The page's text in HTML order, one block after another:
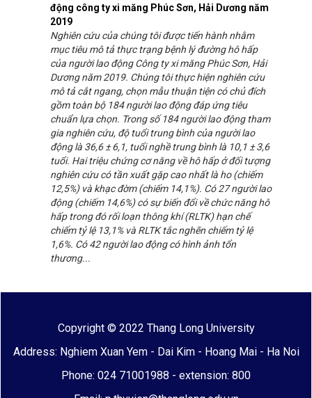
động công ty xi măng Phúc Sơn, Hải Dương năm
2019
Nghiên cứu của chúng tôi được tiến hành nhằm
mục tiêu mô tả thực trạng bệnh lý đường hô hấp
của người lao động Công ty xi măng Phúc Sơn, Hải
Dương năm 2019. Chúng tôi thực hiện nghiên cứu
mô tả cắt ngang, chọn mẫu thuận tiện có chủ đích
gồm toàn bộ 184 người lao động đáp ứng tiêu
chuẩn lựa chọn. Trong số 184 người lao động tham
gia nghiên cứu, độ tuổi trung bình của người lao
động là 36,6 ± 6,1, tuổi nghề trung bình là 10,1 ± 3,6
tuổi. Hai triệu chứng cơ năng về hô hấp ở đối tượng
nghiên cứu có tần xuất gặp cao nhất là ho (chiếm
12,5%) và khạc đờm (chiếm 14,1%). Có 27 người lao
động (chiếm 14,6%) có sự biến đổi về chức năng hô
hấp trong đó rối loạn thông khí (RLTK) hạn chế
chiếm tỷ lệ 13,1% và RLTK tắc nghẽn chiếm tỷ lệ
1,6%. Có 42 người lao động có hình ảnh tổn
thương...
Copyright © 2022 Thang Long University
Address: Nghiem Xuan Yem - Dai Kim - Hoang Mai - Ha Noi
Phone: 024 71001988 - extension: 800